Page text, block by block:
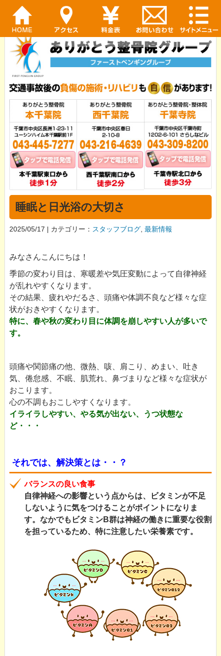
睡眠と日光浴の大切さ
2025/05/17 | カテゴリー： スタッフブログ, 最新情報
みなさんこんにちは！
季節の変わり目は、寒暖差や気圧変動によって自律神経
が乱れやすくなります。
その結果、疲れやだるさ、頭痛や体調不良など様々な症
状がおきやすくなります。
特に、春や秋の変わり目に体調を崩しやすい人が多いで
す。
頭痛や関節痛の他、微熱、咳、肩こり、めまい、吐き
気、倦怠感、不眠、肌荒れ、鼻づまりなど様々な症状が
おこります。
心の不調もおこしやすくなります。
イライラしやすい、やる気が出ない、うつ状態な
ど・・・
それでは、解決策とは・・？
バランスの良い食事
自律神経への影響という点からは、ビタミンが不足
しないように気をつけることがポイントになりま
す。なかでもビタミンB群は神経の働きに重要な役割
を担っているため、特に注意したい栄養素です。